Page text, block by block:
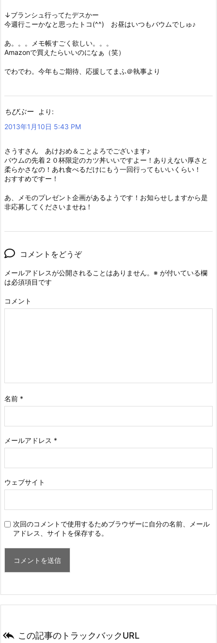
↓ブランシュ行ってたデスかー
今週行こーかなと思ったトコ(^^) お昼はいつもバウムでしゅ♪
あ。。。メモ帳すごく欲しい。。。
Amazonで買えたらいいのになぁ（笑）
でわでわ。今年もご期待、応援してまふ＠執事より
ちびぶー
より:
2013年1月10日 5:43 PM
さうすさん あけおめ＆ことよろでございます♪
バウムの先着２０杯限定のカツ丼いいですよー！ありえない厚さと
柔らかさなの！あれ食べるだけにもう一回行ってもいいくらい！
おすすめですー！
あ、メモのプレゼント企画があるようです！お知らせしますから是
非応募してくださいませね！
コメントをどうぞ
メールアドレスが公開されることはありません。 ※ が付いている欄
は必須項目です
コメント
名前 *
メールアドレス *
ウェブサイト
次回のコメントで使用するためブラウザーに自分の名前、メール
アドレス、サイトを保存する。
 この記事のトラックバックURL